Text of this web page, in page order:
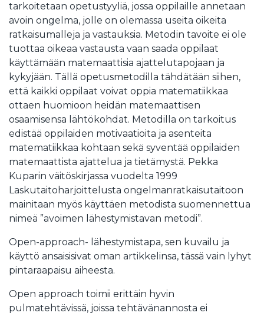
tarkoitetaan opetustyyliä, jossa oppilaille annetaan
avoin ongelma, jolle on olemassa useita oikeita
ratkaisumalleja ja vastauksia. Metodin tavoite ei ole
tuottaa oikeaa vastausta vaan saada oppilaat
käyttämään matemaattisia ajattelutapojaan ja
kykyjään. Tällä opetusmetodilla tähdätään siihen,
että kaikki oppilaat voivat oppia matematiikkaa
ottaen huomioon heidän matemaattisen
osaamisensa lähtökohdat. Metodilla on tarkoitus
edistää oppilaiden motivaatioita ja asenteita
matematiikkaa kohtaan sekä syventää oppilaiden
matemaattista ajattelua ja tietämystä. Pekka
Kuparin väitöskirjassa vuodelta 1999
Laskutaitoharjoittelusta ongelmanratkaisutaitoon
mainitaan myös käyttäen metodista suomennettua
nimeä ”avoimen lähestymistavan metodi”.
Open-approach- lähestymistapa, sen kuvailu ja
käyttö ansaisisivat oman artikkelinsa, tässä vain lyhyt
pintaraapaisu aiheesta.
Open approach toimii erittäin hyvin
pulmatehtävissä, joissa tehtävänannosta ei